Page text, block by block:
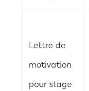
Lettre de
motivation
pour stage